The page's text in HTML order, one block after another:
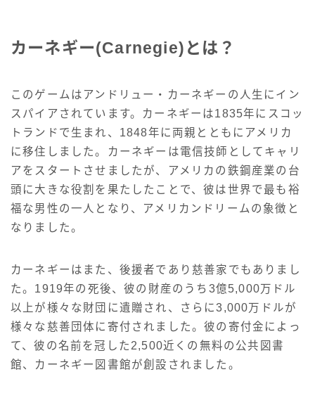
カーネギー(Carnegie)とは？
このゲームはアンドリュー・カーネギーの人生にイン
スパイアされています。カーネギーは1835年にスコッ
トランドで生まれ、1848年に両親とともにアメリカ
に移住しました。カーネギーは電信技師としてキャリ
アをスタートさせましたが、アメリカの鉄鋼産業の台
頭に大きな役割を果たしたことで、彼は世界で最も裕
福な男性の一人となり、アメリカンドリームの象徴と
なりました。
カーネギーはまた、後援者であり慈善家でもありまし
た。1919年の死後、彼の財産のうち3億5,000万ドル
以上が様々な財団に遺贈され、さらに3,000万ドルが
様々な慈善団体に寄付されました。彼の寄付金によっ
て、彼の名前を冠した2,500近くの無料の公共図書
館、カーネギー図書館が創設されました。